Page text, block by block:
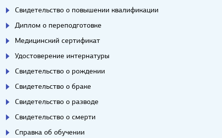
Свидетельство о повышении квалификации
Диплом о переподготовке
Медицинский сертификат
Удостоверение интернатуры
Свидетельство о рождении
Свидетельство о браке
Свидетельство о разводе
Свидетельство о смерти
Справка об обучении